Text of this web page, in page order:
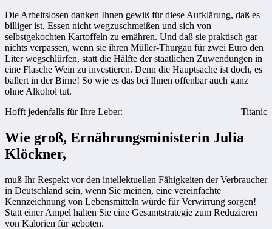
Die Arbeitslosen danken Ihnen gewiß für diese Aufklärung, daß es
billiger ist, Essen nicht wegzuschmeißen und sich von
selbstgekochten Kartoffeln zu ernähren. Und daß sie praktisch gar
nichts verpassen, wenn sie ihren Müller-Thurgau für zwei Euro den
Liter wegschlürfen, statt die Hälfte der staatlichen Zuwendungen in
eine Flasche Wein zu investieren. Denn die Hauptsache ist doch, es
ballert in der Birne! So wie es das bei Ihnen offenbar auch ganz
ohne Alkohol tut.
Hofft jedenfalls für Ihre Leber:
Titanic
Wie groß, Ernährungsministerin Julia
Klöckner,
muß Ihr Respekt vor den intellektuellen Fähigkeiten der Verbraucher
in Deutschland sein, wenn Sie meinen, eine vereinfachte
Kennzeichnung von Lebensmitteln würde für Verwirrung sorgen!
Statt einer Ampel halten Sie eine Gesamtstrategie zum Reduzieren
von Kalorien für geboten.